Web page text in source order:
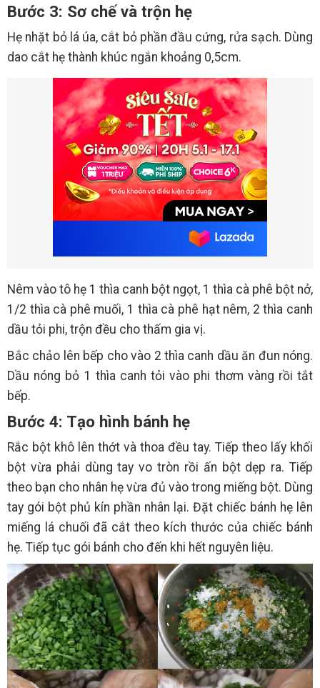
Bước 3: Sơ chế và trộn hẹ
Hẹ nhặt bỏ lá úa, cắt bỏ phần đầu cứng, rửa sạch. Dùng
dao cắt hẹ thành khúc ngắn khoảng 0,5cm.
Nêm vào tô hẹ 1 thìa canh bột ngọt, 1 thìa cà phê bột nở,
1/2 thìa cà phê muối, 1 thìa cà phê hạt nêm, 2 thìa canh
dầu tỏi phi, trộn đều cho thấm gia vị.
Bắc chảo lên bếp cho vào 2 thìa canh dầu ăn đun nóng.
Dầu nóng bỏ 1 thìa canh tỏi vào phi thơm vàng rồi tắt
bếp.
Bước 4: Tạo hình bánh hẹ
Rắc bột khô lên thớt và thoa đều tay. Tiếp theo lấy khối
bột vừa phải dùng tay vo tròn rồi ấn bột dẹp ra. Tiếp
theo bạn cho nhân hẹ vừa đủ vào trong miếng bột. Dùng
tay gói bột phủ kín phần nhân lại. Đặt chiếc bánh hẹ lên
miếng lá chuối đã cắt theo kích thước của chiếc bánh
hẹ. Tiếp tục gói bánh cho đến khi hết nguyên liệu.